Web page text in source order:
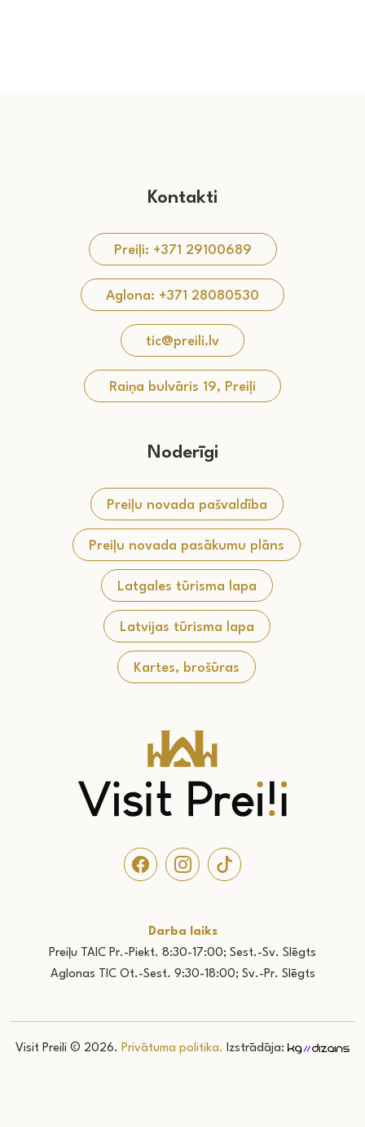
Kontakti
Preiļi: +371 29100689
Aglona: +371 28080530
tic@preili.lv
Raiņa bulvāris 19, Preiļi
Darba laiks
Preiļu TAIC Pr.-Piekt. 8:30-17:00; Sest.-Sv. Slēgts
Aglonas TIC Ot.-Sest. 9:30-18:00; Sv.-Pr. Slēgts
Noderīgi
Preiļu novada pašvaldība
Preiļu novada pasākumu plāns
Latgales tūrisma lapa
Latvijas tūrisma lapa
Kartes, brošūras
Visit Preili © 2026. Privātuma politika. Izstrādāja: